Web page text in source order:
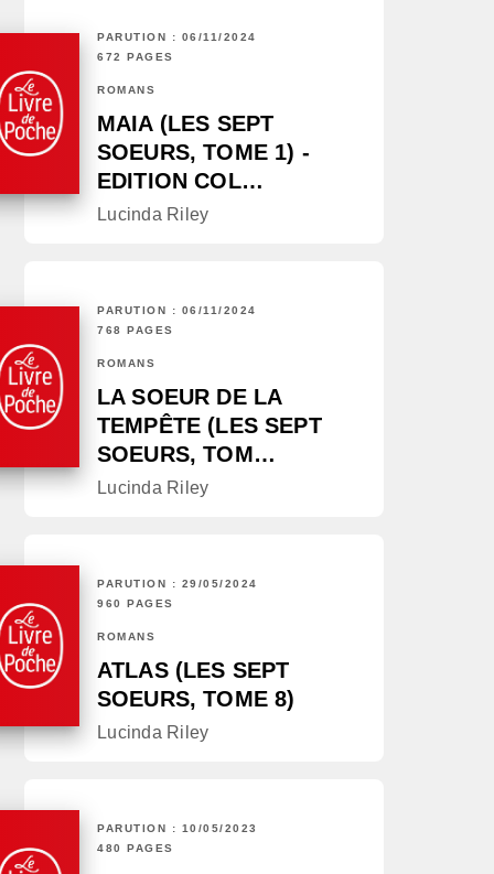
PARUTION : 06/11/2024
672 PAGES
ROMANS
MAIA (LES SEPT
SOEURS, TOME 1) -
EDITION COL…
Lucinda Riley
PARUTION : 06/11/2024
768 PAGES
ROMANS
LA SOEUR DE LA
TEMPÊTE (LES SEPT
SOEURS, TOM…
Lucinda Riley
PARUTION : 29/05/2024
960 PAGES
ROMANS
ATLAS (LES SEPT
SOEURS, TOME 8)
Lucinda Riley
PARUTION : 10/05/2023
480 PAGES